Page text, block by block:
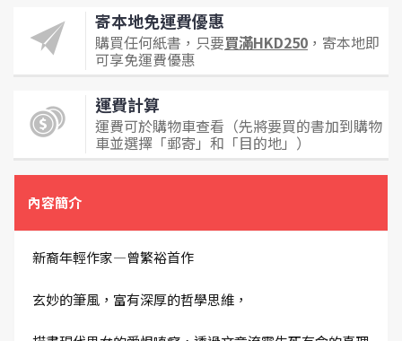
寄本地免運費優惠
購買任何紙書，只要買滿HKD250 ，寄本地即
可享免運費優惠
運費計算
運費可於購物車查看（先將要買的書加到購物
車並選擇「郵寄」和「目的地」）
內容簡介
新裔年輕作家—曾繁裕首作
玄妙的筆風，富有深厚的哲學思維，